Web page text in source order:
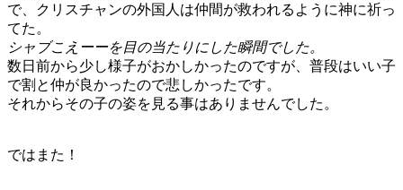
で、クリスチャンの外国人は仲間が救われるように神に祈っ
てた。
シャブこえーーを目の当たりにした瞬間でした。
数日前から少し様子がおかしかったのですが、普段はいい子
で割と仲が良かったので悲しかったです。
それからその子の姿を見る事はありませんでした。
ではまた！